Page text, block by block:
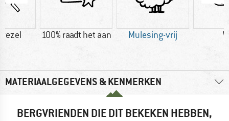
100% raadt het aan Mulesing-vrij
MATERIAALGEGEVENS & KENMERKEN
BERGVRIENDEN DIE DIT BEKEKEN HEBBEN,